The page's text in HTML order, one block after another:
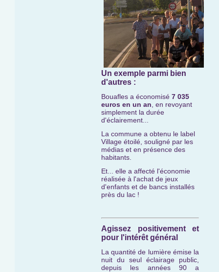
Un exemple parmi bien
d'autres :
Bouafles a économisé 7 035
euros en un an, en revoyant
simplement la durée
d'éclairement...
La commune a obtenu le label
Village étoilé, souligné par les
médias et en présence des
habitants.
Et... elle a affecté l'économie
réalisée à l'achat de jeux
d'enfants et de bancs installés
près du lac !
Agissez positivement et
pour l'intérêt général
La quantité de lumière émise la
nuit du seul éclairage public,
depuis les années 90 a